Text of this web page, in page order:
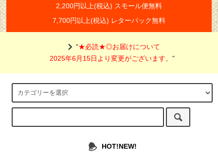
2,200円以上(税込) スモール便無料
7,700円以上(税込) レターパック無料
"★必読★◎お届けについて
2025年6月15日より変更がございます。"
HOT!NEW!